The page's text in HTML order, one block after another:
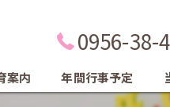
0956-38-
案内 年間行事予定